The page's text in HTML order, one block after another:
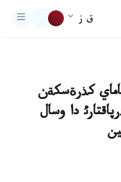
ق ز
كذرةسكةن
دا وسال